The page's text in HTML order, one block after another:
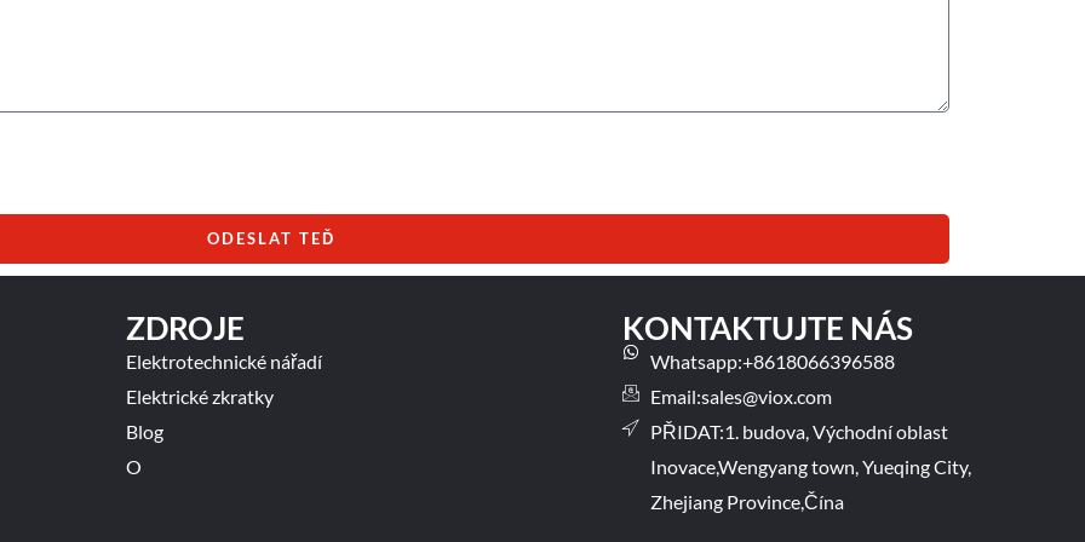
o
ODESLAT TEĎ
ZDROJE
Elektrotechnické nářadí
Elektrické zkratky
Blog
O
KONTAKTUJTE NÁS
Whatsapp:+8618066396588
Email:sales@viox.com
PŘIDAT:1. budova, Východní oblast
Inovace,Wengyang town, Yueqing City,
Zhejiang Province,Čína